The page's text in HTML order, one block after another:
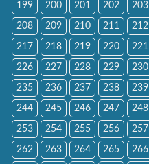
199 200 201 202 203
208 209 210 211 212
217 218 219 220 221
226 227 228 229 230
235 236 237 238 239
244 245 246 247 248
253 254 255 256 257
262 263 264 265 266